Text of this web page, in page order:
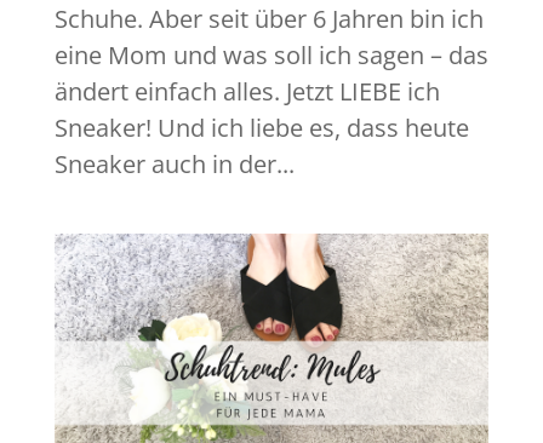
Schuhe. Aber seit über 6 Jahren bin ich
eine Mom und was soll ich sagen – das
ändert einfach alles. Jetzt LIEBE ich
Sneaker! Und ich liebe es, dass heute
Sneaker auch in der...